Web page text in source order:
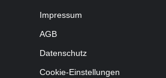
Impressum
AGB
Datenschutz
Cookie-Einstellungen